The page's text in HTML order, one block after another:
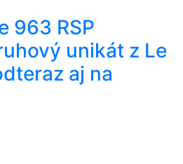
963 RSP
unikát z Le
aj na